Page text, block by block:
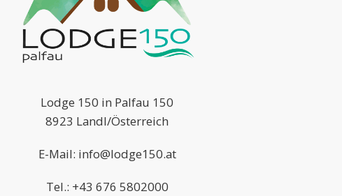
Lodge 150 in Palfau 150
8923 Landl/Österreich
E-Mail: info@lodge150.at
Tel.: +43 676 5802000